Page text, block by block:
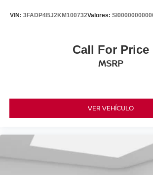
VIN: 3FADP4BJ2KM100732Valores:
Call For Price
MSRP
VER VEHÍCULO